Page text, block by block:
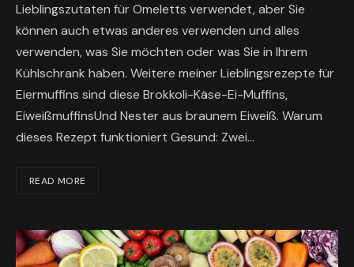
Lieblingszutaten für Omeletts verwendet, aber Sie
können auch etwas anderes verwenden und alles
verwenden, was Sie möchten oder was Sie in Ihrem
Kühlschrank haben. Weitere meiner Lieblingsrezepte für
Eiermuffins sind diese Brokkoli-Käse-Ei-Muffins,
EiweißmuffinsUnd Nester aus braunem Eiweiß. Warum
dieses Rezept funktioniert Gesund: Zwei…
READ MORE